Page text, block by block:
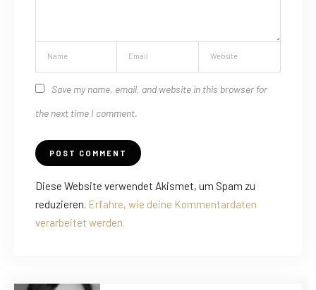
Save my name, email, and website in this browser for
the next time I comment.
Diese Website verwendet Akismet, um Spam zu
reduzieren. Erfahre, wie deine Kommentardaten
verarbeitet werden.